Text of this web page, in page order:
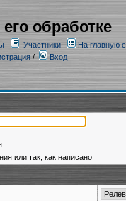
обработке
Участники
На главную
/ Вход
или так, как написано